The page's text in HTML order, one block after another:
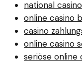
national
online casino
casino
online casino
seriöse online